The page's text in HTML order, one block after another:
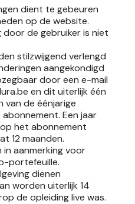
dient te gebeuren
op de website.
door de gebruiker is niet
stilzwijgend verlengd
aangekondigd
door een e-mail
en dit uiterlijk één
van de éénjarige
Een jaar
het abonnement
12 maanden.
in aanmerking voor
portefeuille.
dienen
worden uiterlijk 14
de opleiding live was.